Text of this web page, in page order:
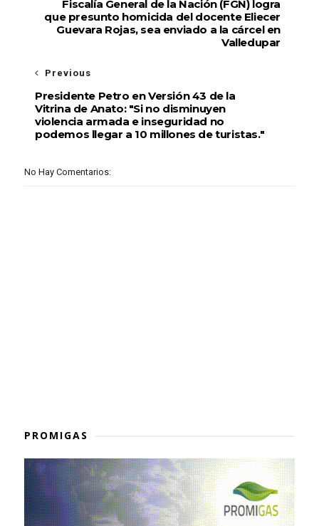
Fiscalía General de la Nación (FGN) logra
que presunto homicida del docente Eliecer
Guevara Rojas, sea enviado a la cárcel en
Valledupar
Previous
Presidente Petro en Versión 43 de la
Vitrina de Anato: "Si no disminuyen
violencia armada e inseguridad no
podemos llegar a 10 millones de turistas."
No Hay Comentarios:
PROMIGAS